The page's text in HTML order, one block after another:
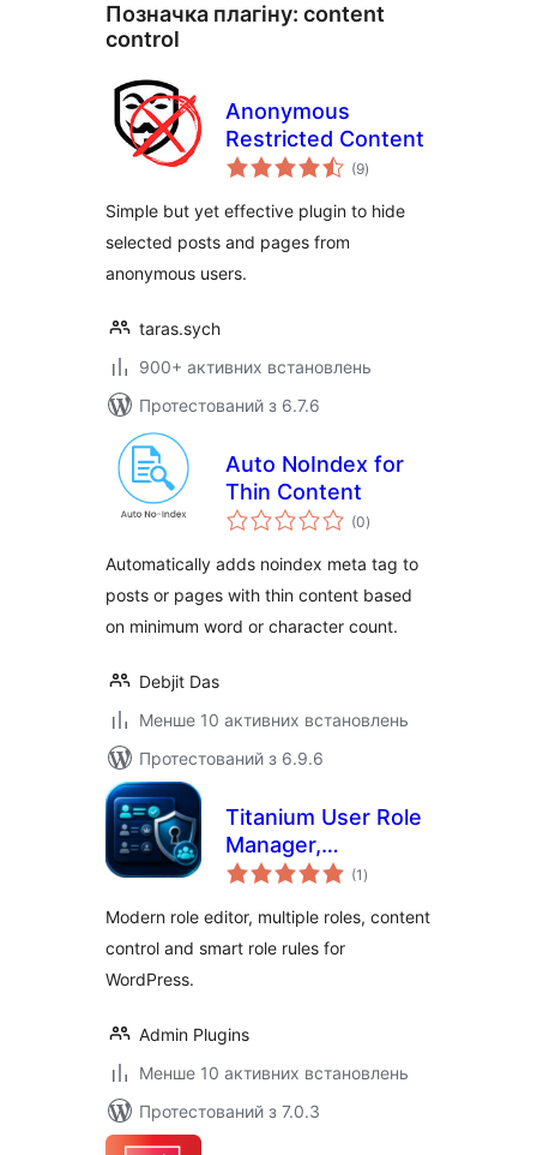
Позначка плагіну: content
control
Anonymous
Restricted Content
(9загальний
рейтинг
)
Simple but yet effective plugin to hide
selected posts and pages from
anonymous users.
taras.sych
900+ активних встановлень
Протестований з 6.7.6
Auto NoIndex for
Thin Content
(0загальний
рейтинг
)
Automatically adds noindex meta tag to
posts or pages with thin content based
on minimum word or character count.
Debjit Das
Менше 10 активних встановлень
Протестований з 6.9.6
Titanium User Role
Manager,
Capabilities &
(1 загальний
рейтинг
)
Modern role editor, multiple roles, content
control and smart role rules for
WordPress.
Admin Plugins
Менше 10 активних встановлень
Протестований з 7.0.3